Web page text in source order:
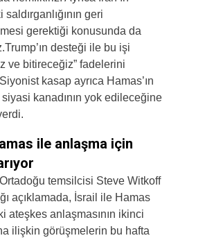
geri
gerektiği konusunda da
desteği ile bu işi
ve bitireceğiz” fadelerini
kasap ayrıca Hamas’ın
kanadının yok edileceğine
ile anlaşma için
temsilcisi Steve Witkoff
açıklamada, İsrail ile Hamas
ateşkes anlaşmasının ikinci
ilişkin görüşmelerin bu hafta